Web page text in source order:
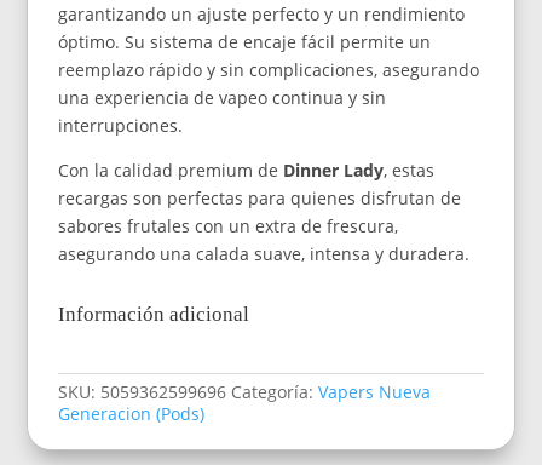
garantizando un ajuste perfecto y un rendimiento
óptimo. Su sistema de encaje fácil permite un
reemplazo rápido y sin complicaciones, asegurando
una experiencia de vapeo continua y sin
interrupciones.
Con la calidad premium de Dinner Lady, estas
recargas son perfectas para quienes disfrutan de
sabores frutales con un extra de frescura,
asegurando una calada suave, intensa y duradera.
Información adicional
SKU: 5059362599696 Categoría:Vapers Nueva
Generacion (Pods)